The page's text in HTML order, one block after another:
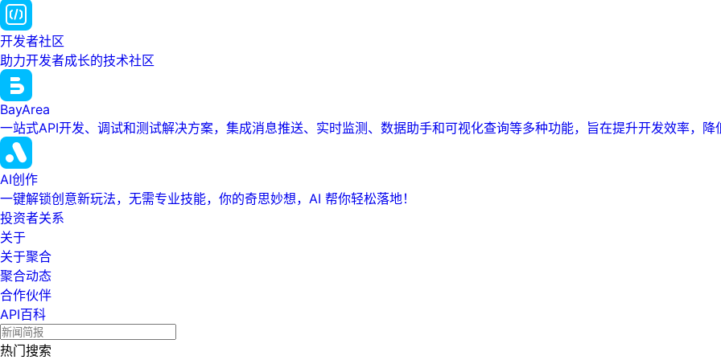
开发者社区
助力开发者成长的技术社区
BayArea
一站式API开发、调试和测试解决方案，集成消息推送、实时监测、数据助手和可视化查询等多种功能，旨在提升开发效率，降
AI创作
一键解锁创意新玩法，无需专业技能，你的奇思妙想，AI 帮你轻松落地！
投资者关系
关于
关于聚合
聚合动态
合作伙伴
API百科
热门搜索